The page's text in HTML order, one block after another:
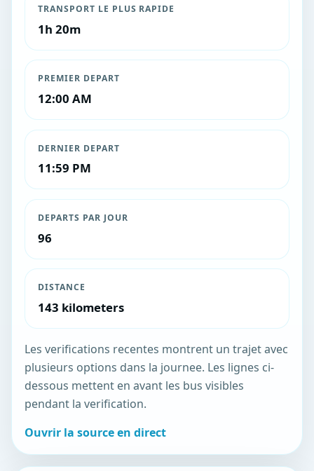
TRANSPORT LE PLUS RAPIDE
1h 20m
PREMIER DEPART
12:00 AM
DERNIER DEPART
11:59 PM
DEPARTS PAR JOUR
96
DISTANCE
143 kilometers
Les verifications recentes montrent un trajet avec
plusieurs options dans la journee. Les lignes ci-
dessous mettent en avant les bus visibles
pendant la verification.
Ouvrir la source en direct